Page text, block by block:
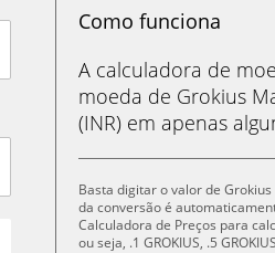
Como funciona
A calculadora de
moeda de Grokius
(INR) em apenas
Basta digitar o valor de
da conversão é
Calculadora de Preços para
ou seja, .1 GROKIUS, .5